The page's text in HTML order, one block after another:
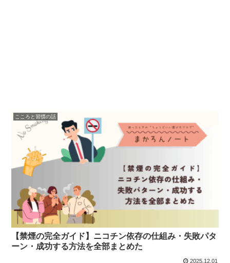
こころと習慣の話
【禁煙の完全ガイド】ニコチン依存の仕組み・失敗パタ
ーン・成功する方法を全部まとめた
2025.12.01